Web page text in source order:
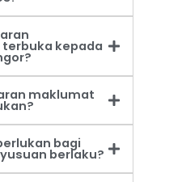
terbuka kepada
maklumat
bagi
berlaku?